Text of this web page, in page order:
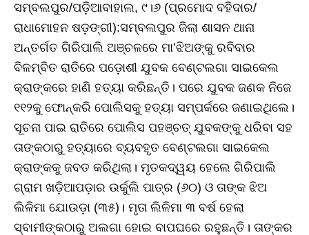
ସମ୍ବଲପୁର/ପଡ଼ିଆବାହାଲ, ୯।୬ (ପ୍ରମୋଦ ବହିଦାର/
ରାଧାମୋହନ ଷଡ଼ଙ୍ଗୀ):ସମ୍ବଲପୁର ଜିଲା ଶାସନ ଥାନା
ଅନ୍ତର୍ଗତ ଗିରିପାଲି ଅଞ୍ଚଳରେ ମା’ଝିଅଙ୍କୁ ରବିବାର
ବିଳମ୍ବିତ ରାତିରେ ପଡ଼ୋଶୀ ଯୁବକ ବେଣ୍ଟଲଗା ସାଇକେଲ
କ୍ରାଙ୍କରେ ହାଣି ହତ୍ୟା କରିଛନ୍ତି। ପରେ ଯୁବକ ଜଣକ ନିଜେ
୧୧୨କୁ ଫୋନ୍‌କରି ପୋଲିସକୁ ହତ୍ୟା ସମ୍ପର୍କରେ ଜଣାଇଥିଲେ।
ସୂଚନା ପାଇ ରାତିରେ ପୋଲିସ ପହଞ୍ଚତ୍ ଯୁବକଙ୍କୁ ଧରିବା ସହ
ତାଙ୍କଠାରୁ ହତ୍ୟାରେ ବ୍ୟବହୃତ ବେଣ୍ଟଲଗା ସାଇକେଲ
କ୍ରାଙ୍କକୁ ଜବତ କରିଥିଲା। ମୃତକଦ୍ୱୟ ହେଲେ ଗିରିପାଲି
ଗ୍ରାମ ଖଡ଼ିଆପଡ଼ାର ଉର୍କୁଲି ପାତ୍ର (୬୦) ଓ ତାଙ୍କ ଝିଅ
ଲିଳିମା ଯୋଉଡ଼ା (୩୫)। ମୃତା ଲିଳିମା ୩ ବର୍ଷ ହେଲା
ସ୍ବାମୀଙ୍କଠାରୁ ଅଲଗା ହୋଇ ବାପଘରେ ରହୁଛନ୍ତି। ତାଙ୍କର